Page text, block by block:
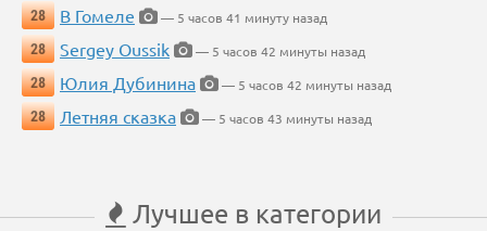
28
В Гомеле
— 5 часов 41 минуту назад
28
Sergey Oussik
— 5 часов 42 минуты назад
28
Юлия Дубинина
— 5 часов 42 минуты назад
28
Летняя сказка — 5 часов 43 минуты назад
Лучшее в категории